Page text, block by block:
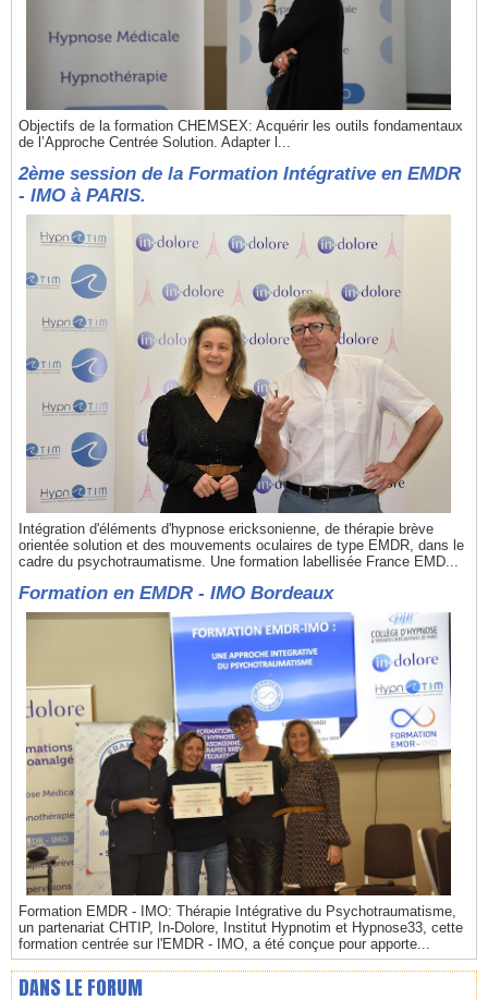
Objectifs de la formation CHEMSEX: Acquérir les outils fondamentaux
de l’Approche Centrée Solution. Adapter l...
2ème session de la Formation Intégrative en EMDR
- IMO à PARIS.
Intégration d'éléments d'hypnose ericksonienne, de thérapie brève
orientée solution et des mouvements oculaires de type EMDR, dans le
cadre du psychotraumatisme. Une formation labellisée France EMD...
Formation en EMDR - IMO Bordeaux
Formation EMDR - IMO: Thérapie Intégrative du Psychotraumatisme,
un partenariat CHTIP, In-Dolore, Institut Hypnotim et Hypnose33, cette
formation centrée sur l'EMDR - IMO, a été conçue pour apporte...
DANS LE FORUM